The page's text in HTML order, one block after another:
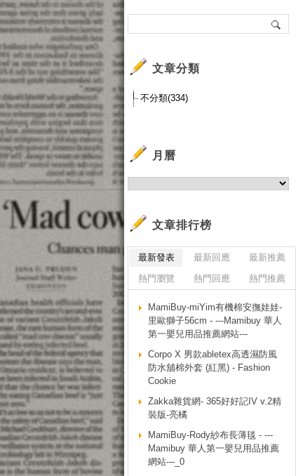
文章分類
不分類(334)
月曆
文章排行榜
最新發表 最新回應
最新推薦
熱門瀏覽
熱門回應 熱門推薦
MamiBuy-miYim有機棉安撫娃娃-
里歐獅子56cm - ---Mamibuy 華人
第一嬰兒用品推薦網站---
Corpo X 男款abletex高透濕防風
防水舖棉外套 (紅黑) - Fashion
Cookie
Zakka雜貨網- 365好好記IV v.2精
裝版-亮橘
MamiBuy-Rody紗布長薄毯 - ---
Mamibuy 華人第一嬰兒用品推薦
網站---_0